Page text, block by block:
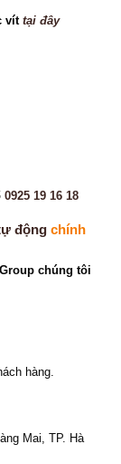
vít tại đây
0925 19 16 18
động chính
chúng tôi
hàng.
Mai, TP. Hà